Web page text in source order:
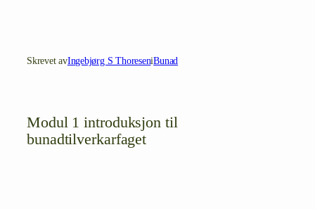
Skrevet avIngebjørg S ThoreseniBunad
Modul 1 introduksjon til
bunadtilverkarfaget